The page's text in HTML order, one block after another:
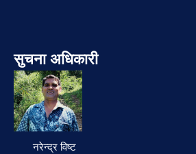
सुचना अधिकारी
नरेन्द्र विष्ट